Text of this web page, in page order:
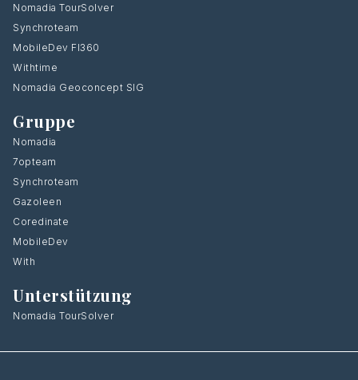
Nomadia TourSolver
Synchroteam
MobileDev FI360
Withtime
Nomadia Geoconcept SIG
Gruppe
Nomadia
7opteam
Synchroteam
Gazoleen
Coredinate
MobileDev
With
Unterstützung
Nomadia TourSolver